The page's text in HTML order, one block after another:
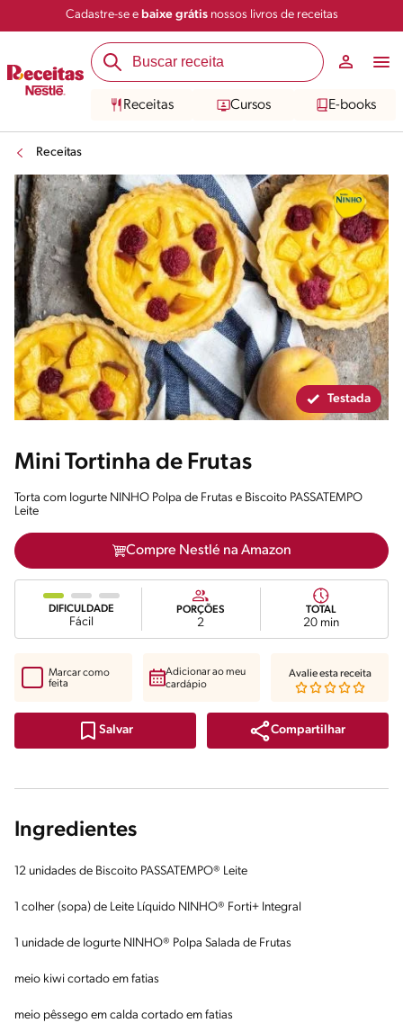
Cadastre-se e baixe grátisnossos livros de receitas
Receitas Cursos E-books
Receitas
Salvar Compartilhar
Testada
Mini Tortinha de Frutas
Torta com Iogurte NINHO Polpa de Frutas e Biscoito PASSATEMPO
Leite
Compre Nestlé na Amazon
DIFICULDADE
Fácil
PORÇÕES
2
TOTAL
20 min
Salvar Compartilhar
Marcar como
feita
Adicionar ao meu
cardápio
Avalie esta receita
Ingredientes
12 unidades de Biscoito PASSATEMPO® Leite
1 colher (sopa) de Leite Líquido NINHO® Forti+ Integral
1 unidade de Iogurte NINHO® Polpa Salada de Frutas
meio kiwi cortado em fatias
meio pêssego em calda cortado em fatias